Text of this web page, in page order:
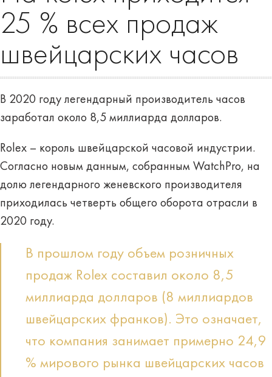
25 % всех продаж
швейцарских часов
В 2020 году легендарный производитель часов
заработал около 8,5 миллиарда долларов.
Rolex – король швейцарской часовой индустрии.
Согласно новым данным, собранным WatchPro, на
долю легендарного женевского производителя
приходилась четверть общего оборота отрасли в
2020 году.
В прошлом году объем розничных
продаж Rolex составил около 8,5
миллиарда долларов (8 миллиардов
швейцарских франков). Это означает,
что компания занимает примерно 24,9
% мирового рынка швейцарских часов